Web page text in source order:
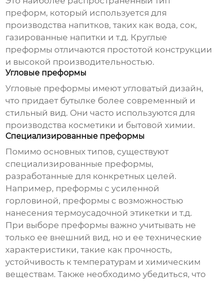
преформ, который используется для
производства напитков, таких как вода, сок,
газированные напитки и т.д. Круглые
преформы отличаются простотой конструкции
и высокой производительностью.
Угловые преформы
Угловые преформы имеют угловатый дизайн,
что придает бутылке более современный и
стильный вид. Они часто используются для
производства косметики и бытовой химии.
Специализированные преформы
Помимо основных типов, существуют
специализированные преформы,
разработанные для конкретных целей.
Например, преформы с усиленной
горловиной, преформы с возможностью
нанесения термоусадочной этикетки и т.д.
При выборе преформы важно учитывать не
только ее внешний вид, но и ее технические
характеристики, такие как прочность,
устойчивость к температурам и химическим
веществам. Также необходимо убедиться, что